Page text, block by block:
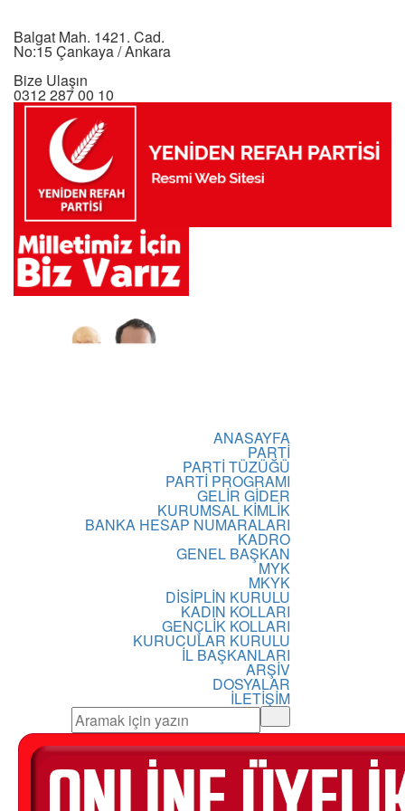
Balgat Mah. 1421. Cad.
No:15 Çankaya / Ankara
Bize Ulaşın
0312 287 00 10
ANASAYFA
PARTİ
PARTİ TÜZÜĞÜ
PARTİ PROGRAMI
GELİR GİDER
KURUMSAL KİMLİK
BANKA HESAP NUMARALARI
KADRO
GENEL BAŞKAN
MYK
MKYK
DİSİPLİN KURULU
KADIN KOLLARI
GENÇLİK KOLLARI
KURUCULAR KURULU
İL BAŞKANLARI
ARŞİV
DOSYALAR
İLETİŞİM